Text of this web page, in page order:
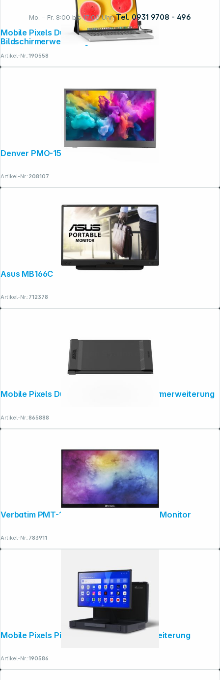
Mo. – Fr. 8:00 bis 17:00 Uhr: Tel. 0931 9708 - 496
Mobile Pixels Duex Float 2 Pro 16"
Bildschirmerweiterung
Artikel-Nr.:190558
Denver PMO-15604
Artikel-Nr.:208107
Asus MB166C
Artikel-Nr.:712378
Mobile Pixels Duex Max DS 14,1" Bildschirmerweiterung
Artikel-Nr.:865888
Verbatim PMT-14 Portable Touchscreen Monitor
Artikel-Nr.:783911
Mobile Pixels Pixcase 27" Bildschirmerweiterung
Artikel-Nr.:190586
Rechtliches
Folgen Sie uns auf